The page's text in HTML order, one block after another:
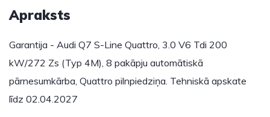
Apraksts
Garantija - Audi Q7 S-Line Quattro, 3.0 V6 Tdi 200
kW/272 Zs (Typ 4M), 8 pakāpju automātiskā
pārnesumkārba, Quattro pilnpiedziņa. Tehniskā apskate
līdz 02.04.2027